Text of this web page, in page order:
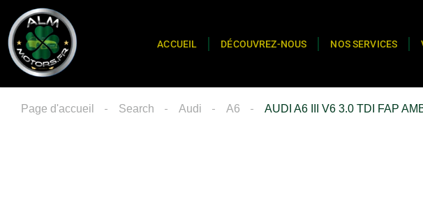
ACCUEIL DÉCOUVREZ-NOUS NOS SERVICES
Page d'accueil Search Audi A6 AUDI A6 III V6 3.0 TDI FAP